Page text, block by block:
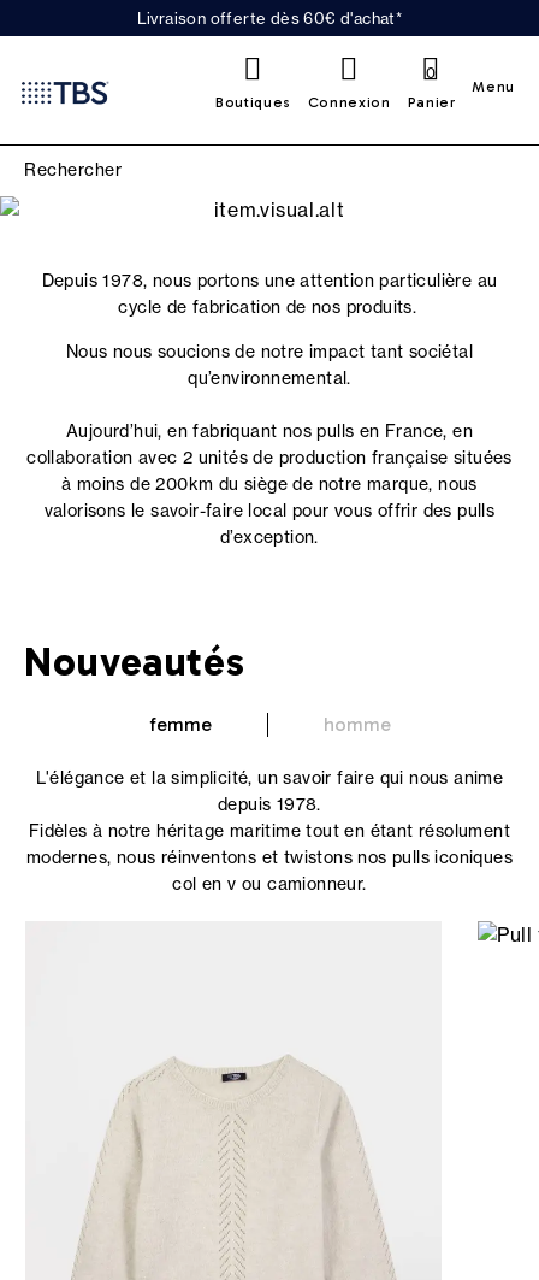
Livraison offerte dès 60€ d'achat*
Boutiques Connexion Panier
0
Menu
Depuis 1978, nous portons une attention particulière au
cycle de fabrication de nos produits.
Nous nous soucions de notre impact tant sociétal
qu’environnemental.
Aujourd’hui, en fabriquant nos pulls en France, en
collaboration avec 2 unités de production française situées
à moins de 200km du siège de notre marque, nous
valorisons le savoir-faire local pour vous offrir des pulls
d’exception.
Nouveautés
femme homme
L'élégance et la simplicité, un savoir faire qui nous anime
depuis 1978.
Fidèles à notre héritage maritime tout en étant résolument
modernes, nous réinventons et twistons nos pulls iconiques
col en v ou camionneur.